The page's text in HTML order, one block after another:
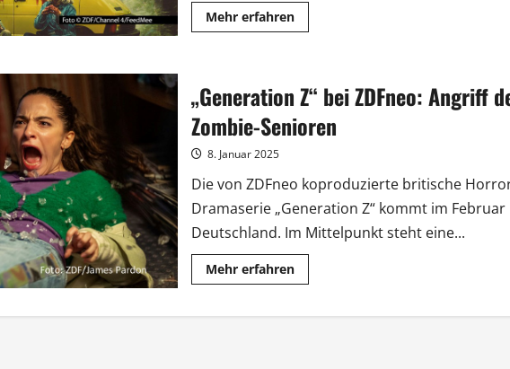
Mehr erfahrenMehr
Informationen
Zombie-
Abend
bei
ZDFneo
„Generation Z“ bei ZDFneo: Angriff
Zombie-Senioren
8. Januar 2025
Die von ZDFneo koproduzierte britische
Dramaserie „Generation Z“ kommt im Februar
Deutschland. Im Mittelpunkt steht eine...
Mehr erfahrenMehr
Informationen
Z“